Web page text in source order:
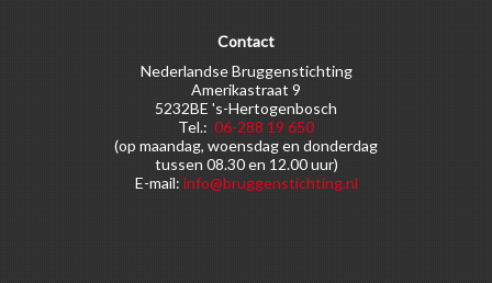
Contact
Nederlandse Bruggenstichting
Amerikastraat 9
5232BE 's-Hertogenbosch
Tel.: 06-288 19 650
(op maandag, woensdag en donderdag
tussen 08.30 en 12.00 uur)
E-mail: info@bruggenstichting.nl